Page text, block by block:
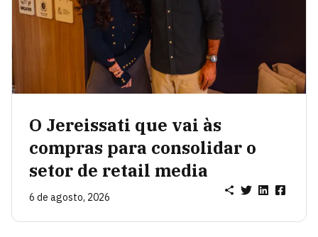
O Jereissati que vai às
compras para consolidar o
setor de retail media
6 de agosto, 2026